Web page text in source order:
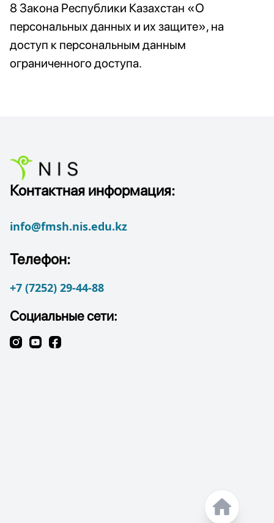
8 Закона Республики Казахстан «О
персональных данных и их защите», на
доступ к персональным данным
ограниченного доступа.
Контактная информация:
info@fmsh.nis.edu.kz
Телефон:
+7 (7252) 29-44-88
Социальные сети: